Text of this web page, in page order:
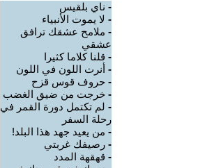
- ناي بلقيس
- لا يموت الأنبياء
- ملامح عشقك ترافق
عشقي
- قلنا كلاما كثيرا
- أنرت اللون في اللون
- حروف قوس قزح
- خرجت من ضيق الغضب
- لم تكتمل دورة القمر في
رحلة السفر
- من يعيد جهد هذا البلد!
- رصيفك غربتي
- قهقهة المدد